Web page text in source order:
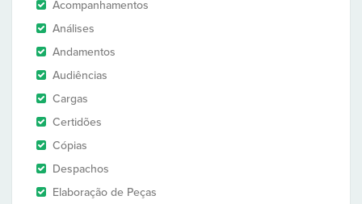
Acompanhamentos
Análises
Andamentos
Audiências
Cargas
Certidões
Cópias
Despachos
Elaboração de Peças